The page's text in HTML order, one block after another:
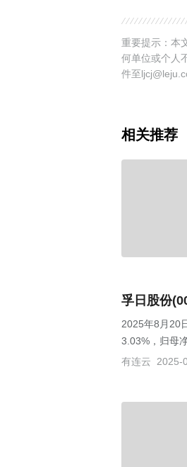
重要提示：本
何单位或个人
件至
相关推荐
孚日股份
2025年8月20
3.03%，归母
有连云
2025-